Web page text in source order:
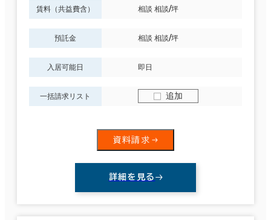
賃料（共益費含） 相談 相談/坪
預託金 相談 相談/坪
入居可能日 即日
一括請求リスト 追加
資料請求
詳細を見る